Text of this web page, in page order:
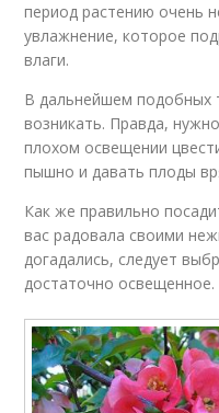
период растению очень
увлажнение, которое
влаги.
В дальнейшем подобных
возникать. Правда,
плохом освещении
пышно и давать плоды
Как же правильно
вас радовала своими
догадались, следует
достаточно освещенное.